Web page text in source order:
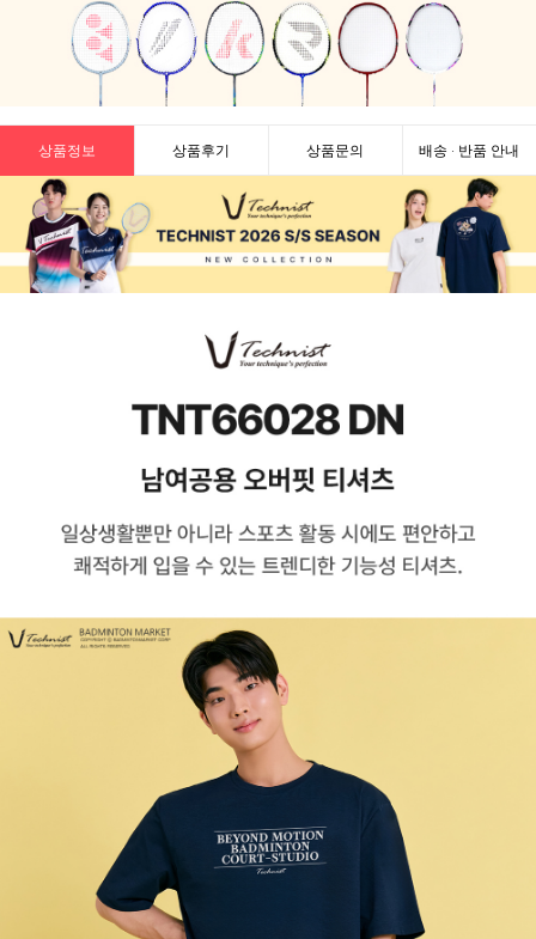
상품정보 상품후기 상품문의 배송 · 반품 안내